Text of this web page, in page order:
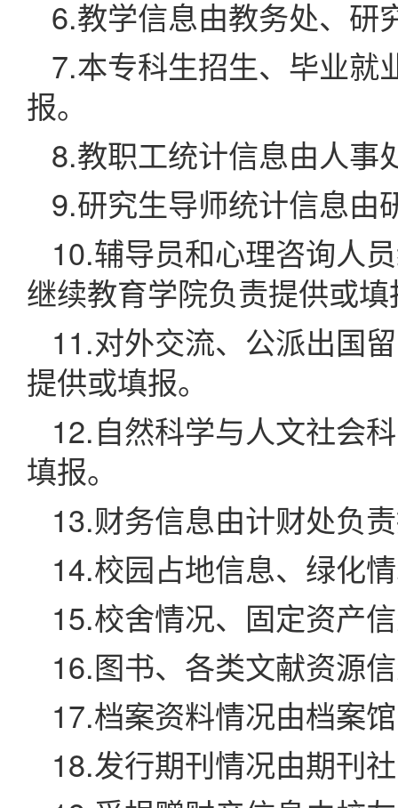
6.教学信息由教务处、研
7.本专科生招生、毕业就
报。
8.教职工统计信息由人事
9.研究生导师统计信息由
10.辅导员和心理咨询人
继续教育学院负责提供或
11.对外交流、公派出国
提供或填报。
12.自然科学与人文社会
填报。
13.财务信息由计财处负
14.校园占地信息、绿化
15.校舍情况、固定资产
16.图书、各类文献资源
17.档案资料情况由档案
18.发行期刊情况由期刊